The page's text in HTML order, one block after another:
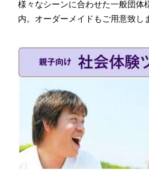
様々なシーンに合わせた一般団体
内。オーダーメイドもご用意致し